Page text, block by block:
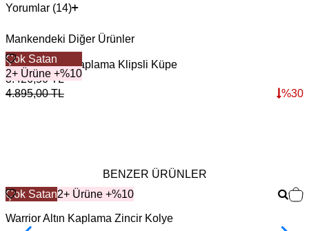
Yorumlar (14)
Mankendeki Diğer Ürünler
Çok Satan
2+ Ürüne +%10
Banana Altın Kaplama Klipsli Küpe
3.426,50TL
4.895,00TL %30
BENZER ÜRÜNLER
Çok Satan2+ Ürüne +%10
Warrior Altın Kaplama Zincir Kolye